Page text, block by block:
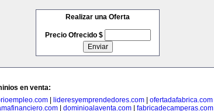
Realizar una Oferta
Precio Ofrecido $
en venta:
lideresyemprendedores.com ofertadafabrica.com
dominioalaventa.com fabricadecamperas.com